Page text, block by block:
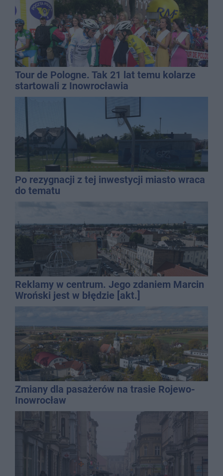
Tour de Pologne. Tak 21 lat temu kolarze
startowali z Inowrocławia
Po rezygnacji z tej inwestycji miasto wraca
do tematu
Reklamy w centrum. Jego zdaniem Marcin
Wroński jest w błędzie [akt.]
Zmiany dla pasażerów na trasie Rojewo-
Inowrocław